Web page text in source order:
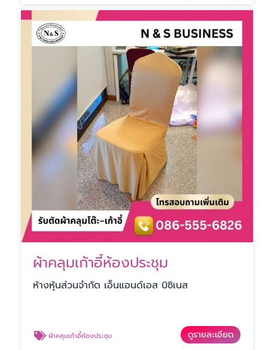
ผ้าคลุมเก้าอี้ห้องประชุม
ห้างหุ้นส่วนจำกัด เอ็นแอนด์เอส บิซิเนส
ผ้าคลุมเก้าอี้ห้องประชุม ดูรายละเอียด